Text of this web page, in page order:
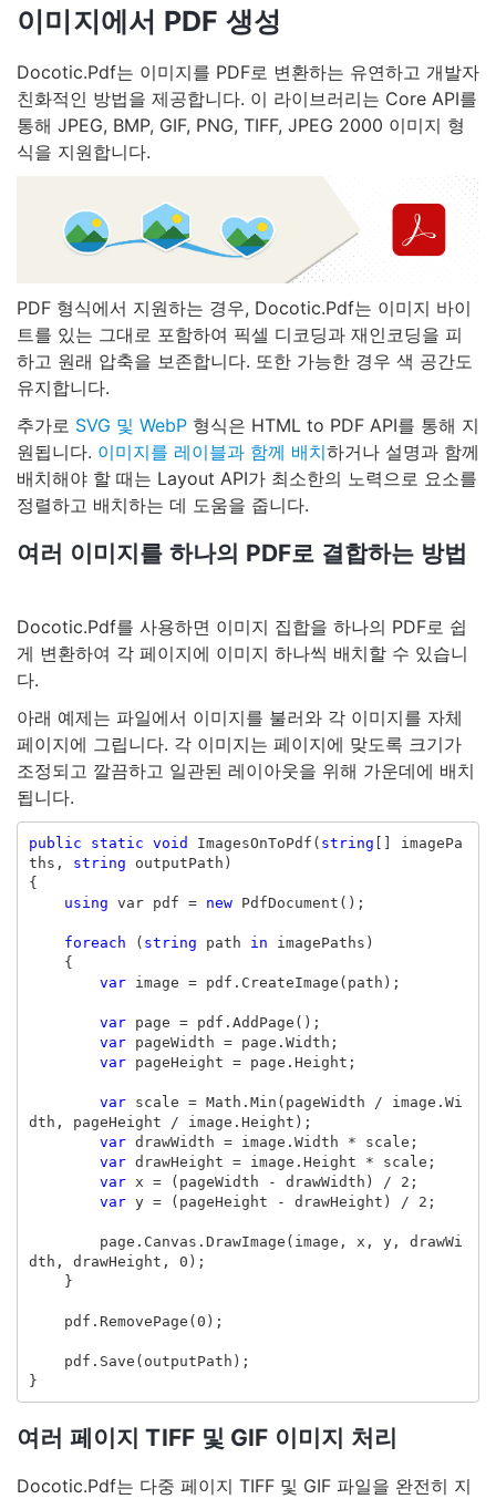
이미지에서 PDF 생성
Docotic.Pdf는 이미지를 PDF로 변환하는 유연하고 개발자
친화적인 방법을 제공합니다. 이 라이브러리는 Core API를
통해 JPEG, BMP, GIF, PNG, TIFF, JPEG 2000 이미지 형
식을 지원합니다.
PDF 형식에서 지원하는 경우, Docotic.Pdf는 이미지 바이
트를 있는 그대로 포함하여 픽셀 디코딩과 재인코딩을 피
하고 원래 압축을 보존합니다. 또한 가능한 경우 색 공간도
유지합니다.
추가로 SVG 및 WebP 형식은 HTML to PDF API를 통해 지
원됩니다. 이미지를 레이블과 함께 배치하거나 설명과 함께
배치해야 할 때는 Layout API가 최소한의 노력으로 요소를
정렬하고 배치하는 데 도움을 줍니다.
여러 이미지를 하나의 PDF로 결합하는 방법
Docotic.Pdf를 사용하면 이미지 집합을 하나의 PDF로 쉽
게 변환하여 각 페이지에 이미지 하나씩 배치할 수 있습니
다.
아래 예제는 파일에서 이미지를 불러와 각 이미지를 자체
페이지에 그립니다. 각 이미지는 페이지에 맞도록 크기가
조정되고 깔끔하고 일관된 레이아웃을 위해 가운데에 배치
됩니다.
public static void ImagesOnToPdf ( string
imagePa
ths , string outputPath )
{
using var pdf = new PdfDocument ();
foreach ( string path in imagePaths )
{
var
image = pdf . CreateImage ( path );
var page = pdf . AddPage ();
var
pageWidth = page . Width ;
var
pageHeight = page . Height ;
var scale = Math . Min ( pageWidth / image . Wi
dth , pageHeight / image . Height );
var drawWidth = image . Width * scale ;
var drawHeight = image . Height * scale ;
var
x = ( pageWidth - drawWidth ) / 2 ;
var y = ( pageHeight - drawHeight ) / 2 ;
page . Canvas . DrawImage ( image , x , y,
drawWi
dth , drawHeight , 0 );
}
pdf . RemovePage ( 0 );
pdf . Save ( outputPath );
}
여러 페이지 TIFF 및 GIF 이미지 처리
Docotic.Pdf는 다중 페이지 TIFF 및 GIF 파일을 완전히 지